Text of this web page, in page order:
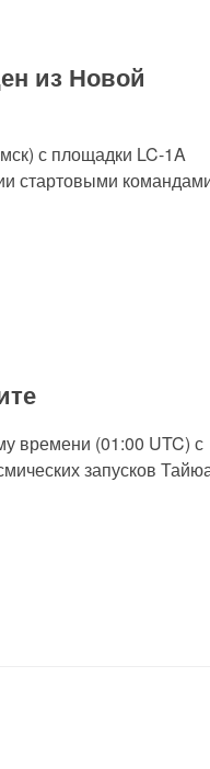
из Новой
с площадки LC-1A
стартовыми
времени (01:00 UTC) с
запусков